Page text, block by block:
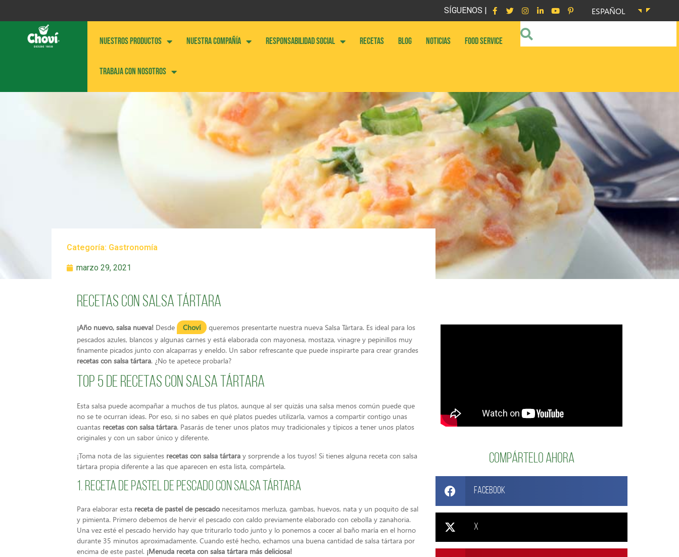
SÍGUENOS | ESPAÑOL
NUESTROS PRODUCTOS NUESTRA COMPAÑÍA RESPONSABILIDAD SOCIAL RECETAS BLOG NOTICIAS FOOD SERVICE
Trabaja con nosotros
Categoría: Gastronomía
marzo 29, 2021
Recetas con salsa tártara
¡Año nuevo, salsa nueva! Desde Choví
queremos presentarte nuestra nueva Salsa Tártara. Es ideal para los
pescados azules, blancos y algunas carnes y está elaborada con mayonesa, mostaza, vinagre y pepinillos muy
finamente picados junto con alcaparras y eneldo. Un sabor refrescante que puede inspirarte para crear grandes
recetas con salsa tártara. ¿No te apetece probarla?
Top 5 de recetas con salsa tártara
Esta salsa puede acompañar a muchos de tus platos, aunque al ser quizás una salsa menos común puede que
no se te ocurran ideas. Por eso, si no sabes en qué platos puedes utilizarla, vamos a compartir contigo unas
cuantas recetas con salsa tártara. Pasarás de tener unos platos muy tradicionales y típicos a tener unos platos
originales y con un sabor único y diferente.
¡Toma nota de las siguientes recetas con salsa tártara y sorprende a los tuyos! Si tienes alguna receta con salsa
tártara propia diferente a las que aparecen en esta lista, compártela.
1. Receta de pastel de pescado con salsa tártara
Para elaborar esta receta de pastel de pescado necesitamos merluza, gambas, huevos, nata y un poquito de sal
y pimienta. Primero debemos de hervir el pescado con caldo previamente elaborado con cebolla y zanahoria.
Una vez esté el pescado hervido hay que triturarlo todo junto y lo ponemos a cocer al baño maría en el horno
durante 35 minutos aproximadamente. Cuando esté hecho, echamos una buena cantidad de salsa tártara por
encima de este pastel. ¡Menuda receta con salsa tártara más deliciosa!
Compártelo ahora
Facebook
X